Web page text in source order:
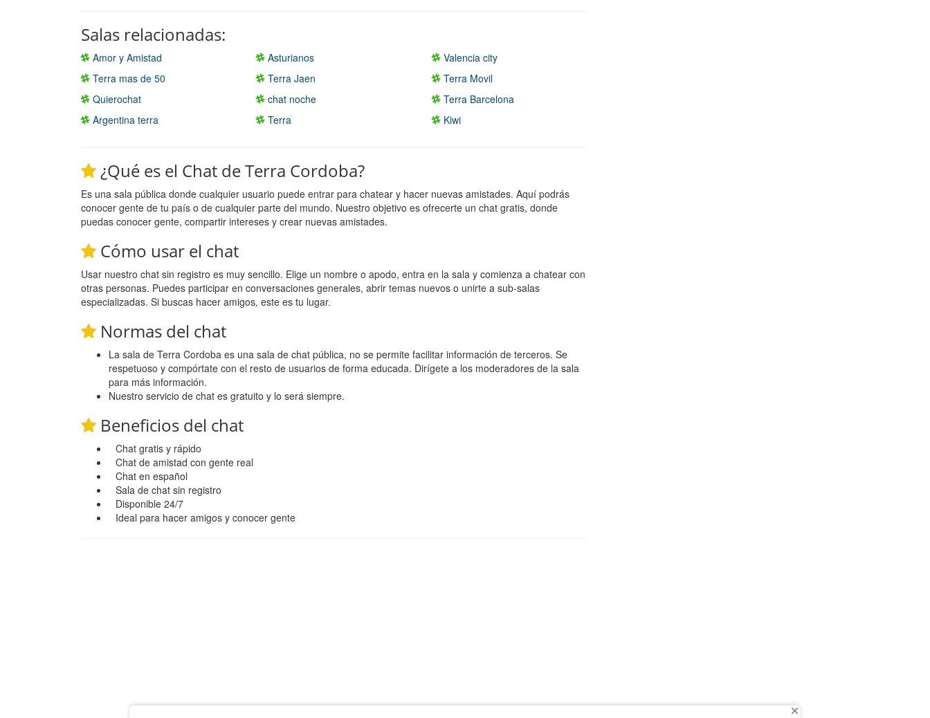
Salas relacionadas:
Amor y Amistad Asturianos
Valencia city
Terra mas de 50
Terra Jaen
Terra Movil
Quierochat
chat noche
Terra Barcelona
Argentina terra
Terra Kiwi
¿Qué es el Chat de Terra Cordoba?
Es una sala pública donde cualquier usuario puede entrar para chatear y hacer nuevas amistades. Aquí podrás
conocer gente de tu país o de cualquier parte del mundo. Nuestro objetivo es ofrecerte un chat gratis, donde
puedas conocer gente, compartir intereses y crear nuevas amistades.
Cómo usar el chat
Usar nuestro chat sin registro es muy sencillo. Elige un nombre o apodo, entra en la sala y comienza a chatear con
otras personas. Puedes participar en conversaciones generales, abrir temas nuevos o unirte a sub-salas
especializadas. Si buscas hacer amigos, este es tu lugar.
Normas del chat
La sala de Terra Cordoba es una sala de chat pública, no se permite facilitar información de terceros. Se
respetuoso y compórtate con el resto de usuarios de forma educada. Dirígete a los moderadores de la sala
para más información.
Nuestro servicio de chat es gratuito y lo será siempre.
Beneficios del chat
Chat gratis y rápido
Chat de amistad con gente real
Chat en español
Sala de chat sin registro
Disponible 24/7
Ideal para hacer amigos y conocer gente